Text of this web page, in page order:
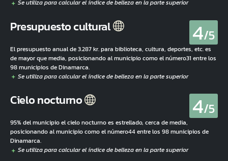
Presupuesto cultural 4/5
El presupuesto anual de 3.287 kr. para biblioteca, cultura, deportes, etc. es
de mayor que media, posicionando al municipio como el número31 entre los
98 municipios de Dinamarca.
Cielo nocturno 4/5
95% del municipio el cielo nocturno es estrellado, cerca de media,
posicionando al municipio como el número44 entre los 98 municipios de
Dinamarca.